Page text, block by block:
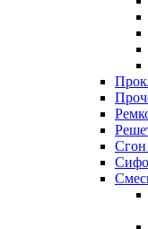
Сгон